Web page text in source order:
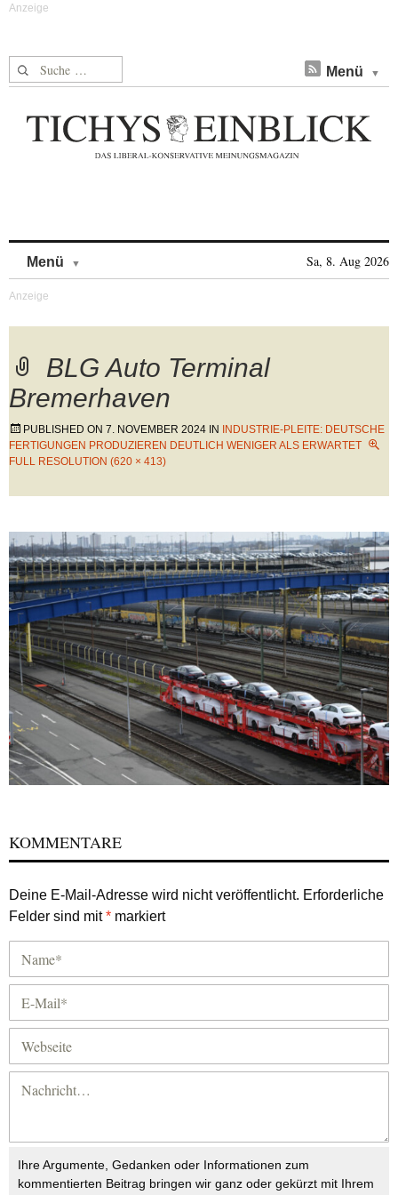
Suche nach: Menü
Menü Sa, 8. Aug 2026
BLG Auto Terminal
Bremerhaven
PUBLISHED ON 7. NOVEMBER 2024 IN
INDUSTRIE-PLEITE: DEUTSCHE
FERTIGUNGEN PRODUZIEREN DEUTLICH WENIGER ALS ERWARTET
FULL RESOLUTION (620 × 413)
KOMMENTARE
Deine E-Mail-Adresse wird nicht veröffentlicht. Erforderliche
Felder sind mit* markiert
Ihre Argumente, Gedanken oder Informationen zum
kommentierten Beitrag bringen wir ganz oder gekürzt mit Ihrem